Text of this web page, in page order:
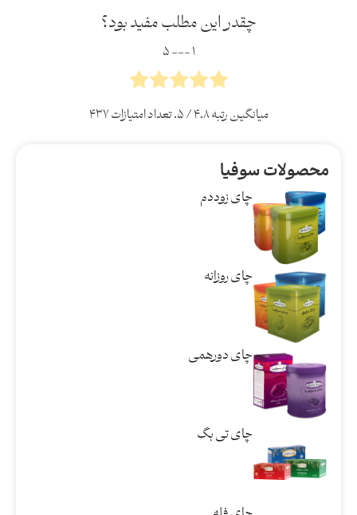
چقدر این مطلب مفید بود؟
۱ --- ۵
میانگین رتبه۴.۸/ ۵. تعداد امتیازات ۴۳۷
محصولات سوفیا
چای زوددم
چای روزانه
چای دورهمی
چای تی بگ